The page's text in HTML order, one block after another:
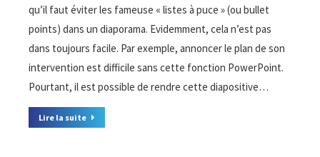
qu’il faut éviter les fameuse « listes à puce » (ou bullet
points) dans un diaporama. Evidemment, cela n’est pas
dans toujours facile. Par exemple, annoncer le plan de son
intervention est difficile sans cette fonction PowerPoint.
Pourtant, il est possible de rendre cette diapositive…
Lire la suite